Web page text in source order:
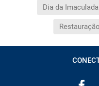
Dia da